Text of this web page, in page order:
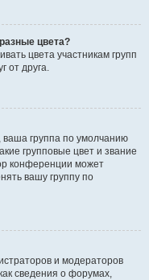
цвета?
цвета участникам групп
от друга.
ваша группа по умолчанию
групповые цвет и звание
конференции может
вашу группу по
и модераторов
сведения о форумах,